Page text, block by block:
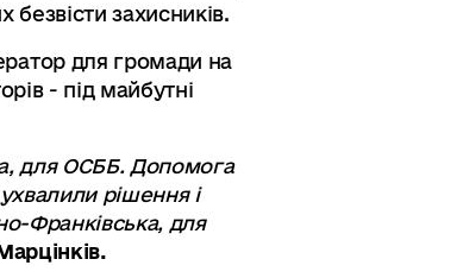
захисників.
для громади на
- під майбутні
для ОСББ. Допомога
рішення і
Франківська, для